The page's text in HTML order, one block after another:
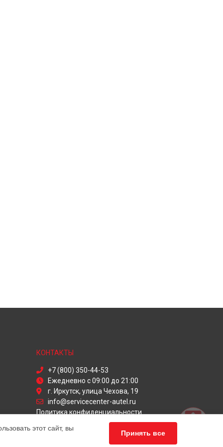
КОНТАКТЫ
+7 (800) 350-44-53
Ежедневно с 09:00 до 21:00
г. Иркутск, улица Чехова, 19
info@servicecenter-autel.ru
Политика конфиденциальности
Способы оплаты
этот сайт, вы
Принять все